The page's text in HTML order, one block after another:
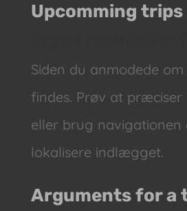
Upcomming trips
Siden du anmodede
findes. Prøv at præciser
eller brug
lokalisere indlægget.
Arguments for a